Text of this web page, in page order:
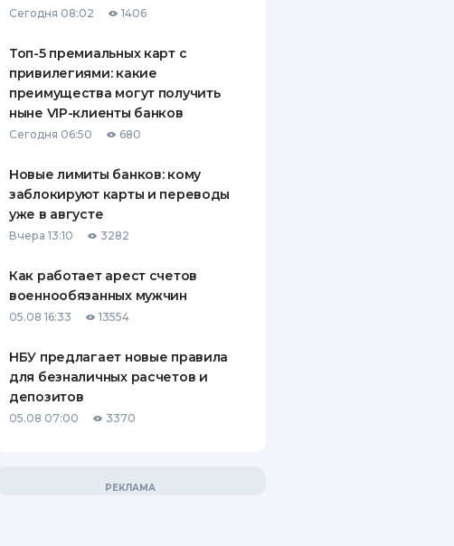
ВСЕ СТРАХОВЫЕ ПОЛИСЫ
СТРАХОВЫЕ КОМПАНИИ
КОМПАНИЯХ
КОНТАКТЫ
Сегодня 08:02 1406
Топ-5 премиальных карт с
привилегиями: какие
преимущества могут получить
ныне VIP-клиенты банков
Сегодня 06:50 680
Новые лимиты банков: кому
заблокируют карты и переводы
уже в августе
Вчера 13:10 3282
Как работает арест счетов
военнообязанных мужчин
05.08 16:33 13554
НБУ предлагает новые правила
для безналичных расчетов и
депозитов
05.08 07:00 3370